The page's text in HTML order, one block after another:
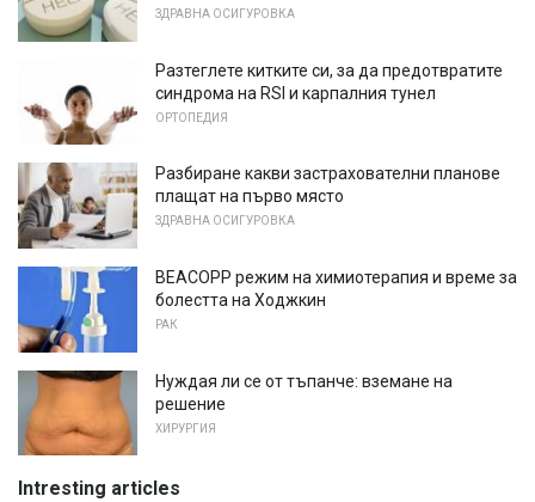
ЗДРАВНА ОСИГУРОВКА
Разтеглете китките си, за да предотвратите
синдрома на RSI и карпалния тунел
ОРТОПЕДИЯ
Разбиране какви застрахователни планове
плащат на първо място
ЗДРАВНА ОСИГУРОВКА
BEACOPP режим на химиотерапия и време за
болестта на Ходжкин
РАК
Нуждая ли се от тъпанче: вземане на
решение
ХИРУРГИЯ
Intresting articles